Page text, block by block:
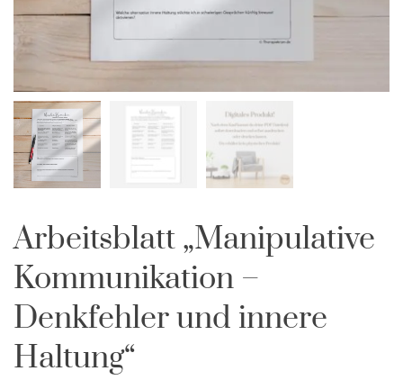
Arbeitsblatt „Manipulative
Kommunikation –
Denkfehler und innere
Haltung“